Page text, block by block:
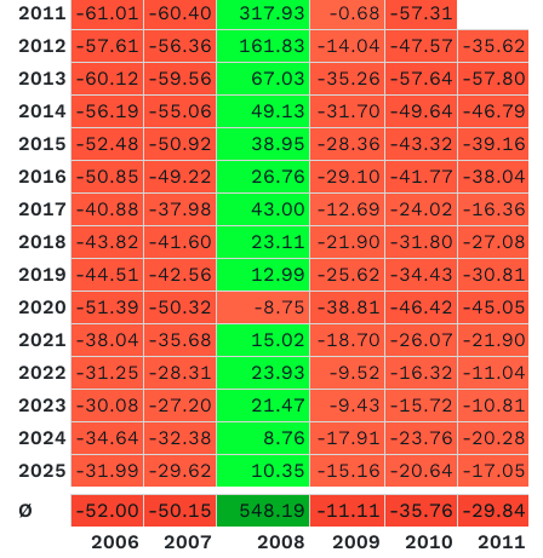
2011 -61.01 -60.40 317.93 -0.68 -57.31
2012 -57.61 -56.36 161.83 -14.04 -47.57 -35.62
2013 -60.12 -59.56 67.03 -35.26 -57.64 -57.80
2014 -56.19 -55.06 49.13 -31.70 -49.64 -46.79
2015 -52.48 -50.92 38.95 -28.36 -43.32 -39.16
2016 -50.85 -49.22 26.76 -29.10 -41.77 -38.04
2017 -40.88 -37.98 43.00 -12.69 -24.02 -16.36
2018 -43.82 -41.60 23.11 -21.90 -31.80 -27.08
2019 -44.51 -42.56 12.99 -25.62 -34.43 -30.81
2020 -51.39 -50.32 -8.75 -38.81 -46.42 -45.05
2021 -38.04 -35.68 15.02 -18.70 -26.07 -21.90
2022 -31.25 -28.31 23.93 -9.52 -16.32 -11.04
2023 -30.08 -27.20 21.47 -9.43 -15.72 -10.81
2024 -34.64 -32.38 8.76 -17.91 -23.76 -20.28
2025 -31.99 -29.62 10.35 -15.16 -20.64 -17.05
Ø
-52.00 -50.15 548.19 -11.11 -35.76 -29.84
2006
2007 2008 2009 2010 2011